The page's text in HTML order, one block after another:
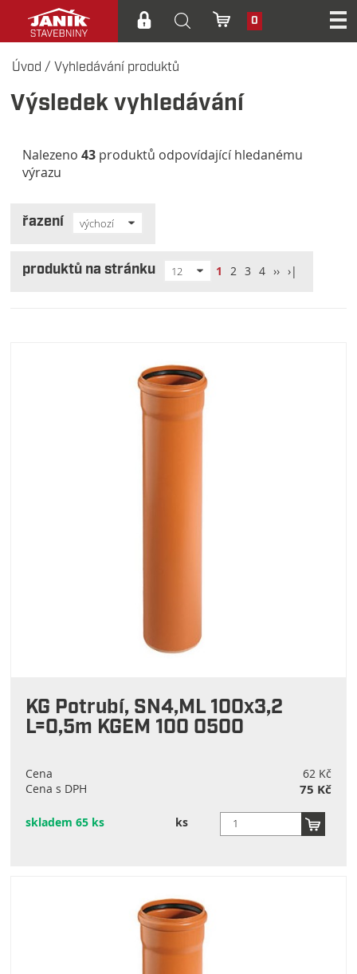
0
Úvod / Vyhledávání produktů
Výsledek vyhledávání
Nalezeno43 produktů odpovídající hledanému
výrazu
řazení výchozí
produktů na stránku 12 1 2 3 4 ›› ›|
KG Potrubí, SN4,ML 100x3,2
L=0,5m KGEM 100 0500
Cena
62 Kč
Cena s DPH
75 Kč
skladem 65 ks ks